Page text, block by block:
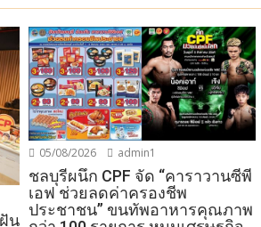
น
05/08/2026 admin1
ชลบุรีผนึก CPF จัด “คาราวานซีพี
เอฟ ช่วยลดค่าครองชีพ
ประชาชน” ขนทัพอาหารคุณภาพ